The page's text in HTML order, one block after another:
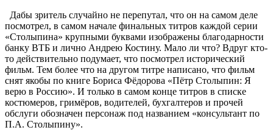
Дабы зритель случайно не перепутал, что он на самом деле
посмотрел, в самом начале финальных титров каждой серии
«Столыпина» крупными буквами изображены благодарности
банку ВТБ и лично Андрею Костину. Мало ли что? Вдруг кто-
то действительно подумает, что посмотрел исторический
фильм. Тем более что на другом титре написано, что фильм
снят якобы по книге Бориса Фёдорова «Пётр Столыпин: Я
верю в Россию». И только в самом конце титров в списке
костюмеров, гримёров, водителей, бухгалтеров и прочей
обслуги обозначен персонаж под названием «консультант по
П.А. Столыпину».